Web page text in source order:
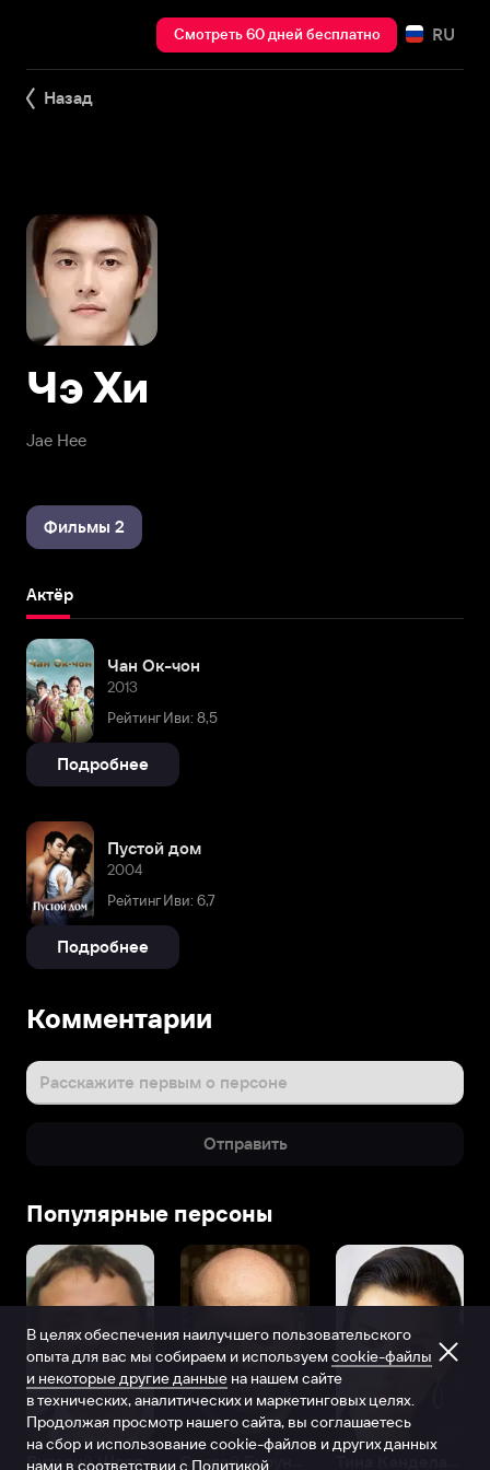
Смотреть 60 дней бесплатно RU
Назад
Jae Hee
Чэ Хи
Фильмы 2
Актёр
Чан Ок-чон
2013
Рейтинг Иви: 8,5
Подробнее
Пустой дом
2004
Рейтинг Иви: 6,7
Подробнее
Комментарии
Расскажите первым о персоне
Отправить
Популярные персоны
Виталий Шляппо
В целях обеспечения наилучшего пользовательского
опыта для вас мы собираем и используем cookie-файлы
и некоторые другие данные на нашем сайте
в технических, аналитических и маркетинговых целях.
Продолжая просмотр нашего сайта, вы соглашаетесь
на сбор и использование cookie-файлов и других данных
нами в соответствии с Политикой